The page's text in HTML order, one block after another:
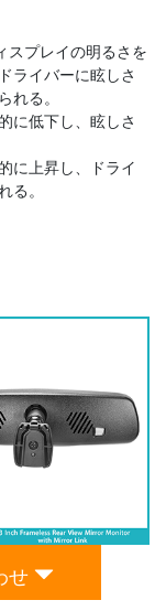
スプレイの明るさを
ライバーに眩しさ
れる。
に低下し、眩しさ
に上昇し、ドライ
る。
せ